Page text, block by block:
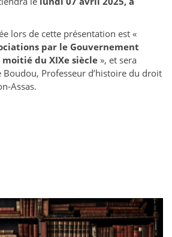
lors de cette présentation est «
par le Gouvernement
du XIXe siècle », et sera
Professeur d’histoire du droit
Assas.